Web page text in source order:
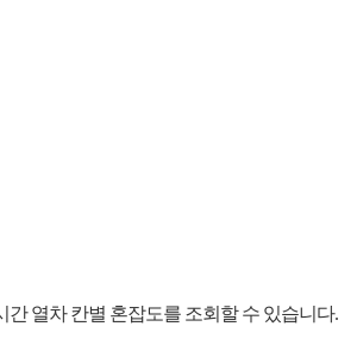
열차 칸별 혼잡도를 조회할 수 있습니다.